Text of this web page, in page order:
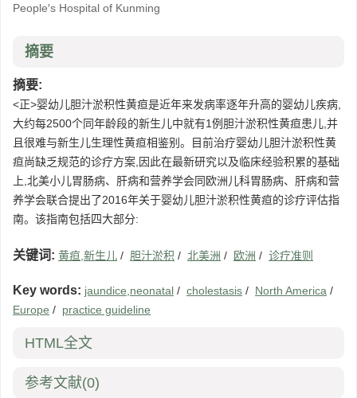
People′s Hospital of Kunming
摘要
摘要:
<正>婴幼儿胆汁淤积性黄疸是近年来发病率逐年升高的婴幼儿疾病,
大约每2500个同年龄段的新生儿中就有1例胆汁淤积性黄疸患儿,并
且很难与新生儿生理性黄疸相鉴别。目前治疗婴幼儿胆汁淤积性黄
疸尚缺乏规范的诊疗方案,因此在最新研究以及临床经验积累的基础
上,北美小儿胃肠病、肝病和营养学会同欧洲儿科胃肠病、肝病和营
养学会联合提出了2016年关于婴幼儿胆汁淤积性黄疸的诊疗评估指
南。该指南包括四大部分:
关键词: 黄疸,新生儿 / 胆汁淤积 / 北美洲 / 欧洲 / 诊疗准则
Key words: jaundice,neonatal / cholestasis / North America /
Europe / practice guideline
HTML全文
参考文献(0)